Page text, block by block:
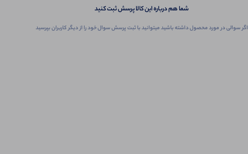
شما هم درباره این کالا پرسش ثبت کنید
اگر سوالی در مورد محصول داشته باشید میتوانید با ثبت پرسش سوال خود را از دیگر کاربران بپرسید